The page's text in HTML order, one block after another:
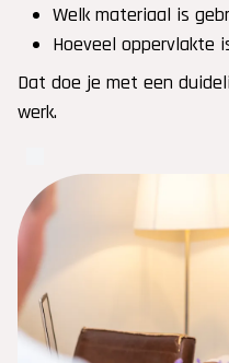
Welk materiaal is
Hoeveel oppervlakte
Dat doe je met een
werk.